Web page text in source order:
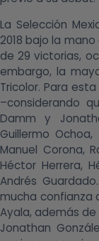
La Selección
2018 bajo la
de 29 victorias,
embargo, la
Tricolor. Para
–considerando
Damm y
Guillermo Ochoa,
Manuel Corona,
Héctor Herrera,
Andrés
mucha confianza
Ayala, además de
Jonathan